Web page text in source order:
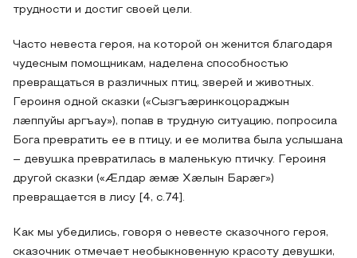
трудности и достиг своей цели.
Часто невеста героя, на которой он женится благодаря
чудесным помощникам, наделена способностью
превращаться в различных птиц, зверей и животных.
Героиня одной сказки («Сызгъӕринкоцораджын
лӕппуйы аргъау»), попав в трудную ситуацию, попросила
Бога превратить ее в птицу, и ее молитва была услышана
– девушка превратилась в маленькую птичку. Героиня
другой сказки («Æлдар ӕмӕ Хӕлын Барӕг»)
превращается в лису [4, с.74].
Как мы убедились, говоря о невесте сказочного героя,
сказочник отмечает необыкновенную красоту девушки,